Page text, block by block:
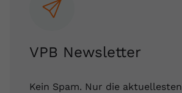
VPB Newsletter
Kein Spam. Nur die aktuellesten